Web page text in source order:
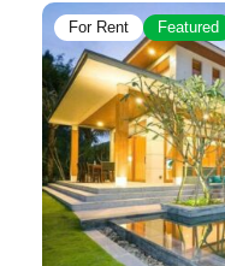
For Rent Featured